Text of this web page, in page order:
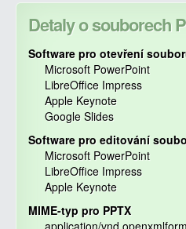
Detaly o souborech
Software pro otevření
Microsoft PowerPoint
LibreOffice Impress
Apple Keynote
Google Slides
Software pro editování
Microsoft PowerPoint
LibreOffice Impress
Apple Keynote
MIME-typ pro PPTX
application/